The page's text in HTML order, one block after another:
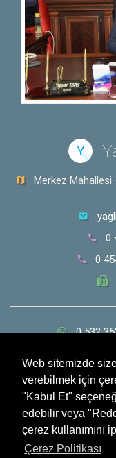
Web sitemizde
verebilmek için
"Kabul Et"
edebilir veya
çerez kullanımını
Çerez Politikası
Y
Merkez Mahallesi
0
0
0 532